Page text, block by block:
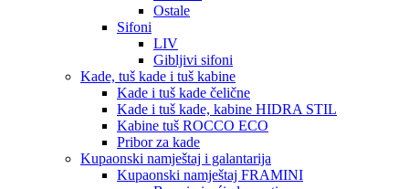
Ostale
Sifoni
LIV
Gibljivi sifoni
Kade, tuš kade i tuš kabine
Kade i tuš kade čelične
Kade i tuš kade, kabine HIDRA STIL
Kabine tuš ROCCO ECO
Pribor za kade
Kupaonski namještaj i galantarija
Kupaonski namještaj FRAMINI